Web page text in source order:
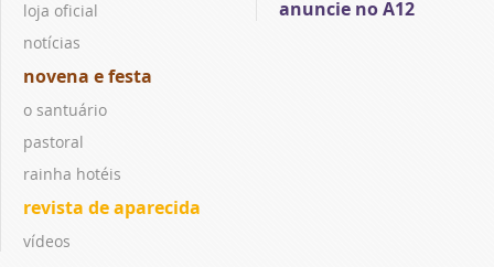
loja oficial
notícias
novena e festa
o santuário
pastoral
rainha hotéis
revista de aparecida
vídeos
anuncie no A12